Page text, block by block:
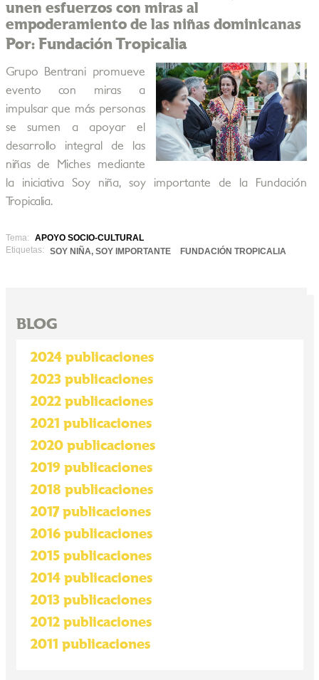
unen esfuerzos con miras al
empoderamiento de las niñas dominicanas
Por: Fundación Tropicalia
Grupo Bentrani promueve
evento con miras a
impulsar que más personas
se sumen a apoyar el
desarrollo integral de las
niñas de Miches mediante
la iniciativa Soy niña, soy importante de la Fundación
Tropicalia.
Tema:
APOYO SOCIO-CULTURAL
Etiquetas:
SOY NIÑA, SOY IMPORTANTE FUNDACIÓN TROPICALIA
BLOG
2024 publicaciones
2023 publicaciones
2022 publicaciones
2021 publicaciones
2020 publicaciones
2019 publicaciones
2018 publicaciones
2017 publicaciones
2016 publicaciones
2015 publicaciones
2014 publicaciones
2013 publicaciones
2012 publicaciones
2011 publicaciones